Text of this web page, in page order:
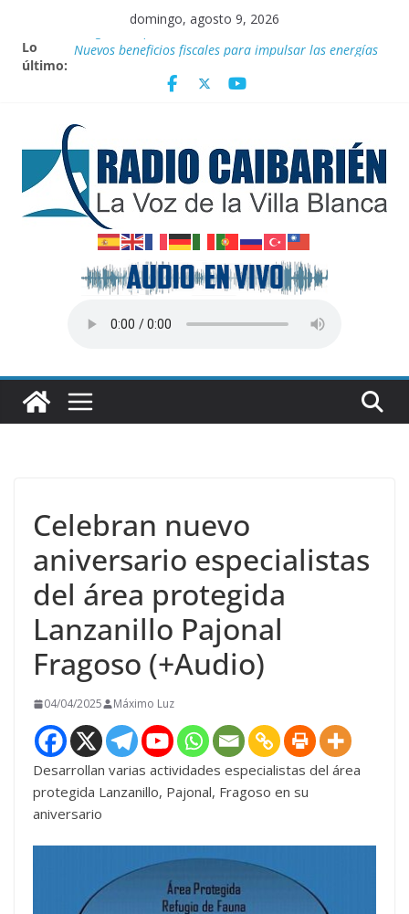
contenido
domingo, agosto 9, 2026
Lo
último:
Vanguardia por 3 años consecutivos
renovables en Cuba
Fidel y el deporte
Celebran nuevo
aniversario especialistas
del área protegida
Lanzanillo Pajonal
Fragoso (+Audio)
04/04/2025 Máximo Luz
Desarrollan varias actividades especialistas del área
protegida Lanzanillo, Pajonal, Fragoso en su
aniversario